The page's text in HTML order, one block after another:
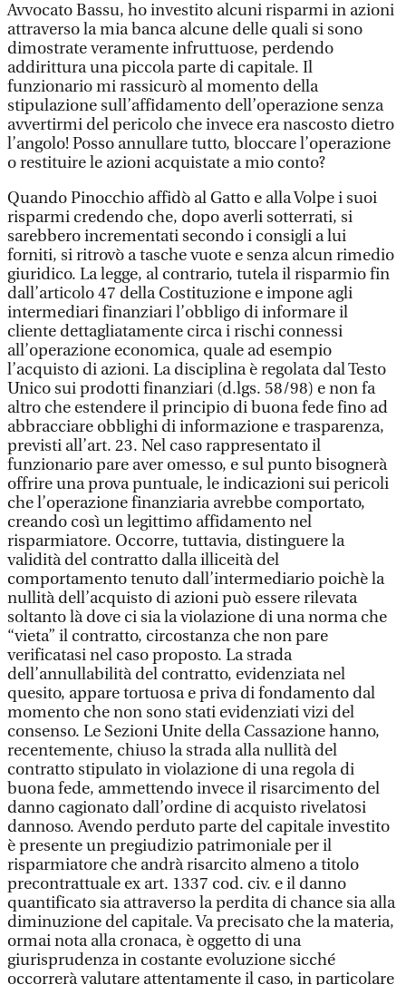
Avvocato Bassu, ho investito alcuni risparmi in azioni
attraverso la mia banca alcune delle quali si sono
dimostrate veramente infruttuose, perdendo
addirittura una piccola parte di capitale. Il
funzionario mi rassicurò al momento della
stipulazione sull’affidamento dell’operazione senza
avvertirmi del pericolo che invece era nascosto dietro
l’angolo! Posso annullare tutto, bloccare l’operazione
o restituire le azioni acquistate a mio conto?
Quando Pinocchio affidò al Gatto e alla Volpe i suoi
risparmi credendo che, dopo averli sotterrati, si
sarebbero incrementati secondo i consigli a lui
forniti, si ritrovò a tasche vuote e senza alcun rimedio
giuridico. La legge, al contrario, tutela il risparmio fin
dall’articolo 47 della Costituzione e impone agli
intermediari finanziari l’obbligo di informare il
cliente dettagliatamente circa i rischi connessi
all’operazione economica, quale ad esempio
l’acquisto di azioni. La disciplina è regolata dal Testo
Unico sui prodotti finanziari (d.lgs. 58/98) e non fa
altro che estendere il principio di buona fede fino ad
abbracciare obblighi di informazione e trasparenza,
previsti all’art. 23. Nel caso rappresentato il
funzionario pare aver omesso, e sul punto bisognerà
offrire una prova puntuale, le indicazioni sui pericoli
che l’operazione finanziaria avrebbe comportato,
creando così un legittimo affidamento nel
risparmiatore. Occorre, tuttavia, distinguere la
validità del contratto dalla illiceità del
comportamento tenuto dall’intermediario poichè la
nullità dell’acquisto di azioni può essere rilevata
soltanto là dove ci sia la violazione di una norma che
“vieta” il contratto, circostanza che non pare
verificatasi nel caso proposto. La strada
dell’annullabilità del contratto, evidenziata nel
quesito, appare tortuosa e priva di fondamento dal
momento che non sono stati evidenziati vizi del
consenso. Le Sezioni Unite della Cassazione hanno,
recentemente, chiuso la strada alla nullità del
contratto stipulato in violazione di una regola di
buona fede, ammettendo invece il risarcimento del
danno cagionato dall’ordine di acquisto rivelatosi
dannoso. Avendo perduto parte del capitale investito
è presente un pregiudizio patrimoniale per il
risparmiatore che andrà risarcito almeno a titolo
precontrattuale ex art. 1337 cod. civ. e il danno
quantificato sia attraverso la perdita di chance sia alla
diminuzione del capitale. Va precisato che la materia,
ormai nota alla cronaca, è oggetto di una
giurisprudenza in costante evoluzione sicché
occorrerà valutare attentamente il caso, in particolare